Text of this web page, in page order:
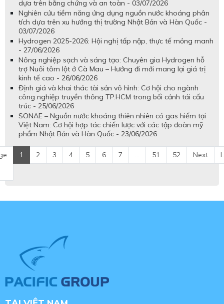
dựa trên bằng chứng và an toàn - 03/07/2026
Nghiên cứu tiềm năng ứng dụng nguồn nước khoáng phân
tích dựa trên xu hướng thị trường Nhật Bản và Hàn Quốc -
03/07/2026
Hydrogen 2025-2026: Hội nghị tấp nập, thực tế mỏng manh
- 27/06/2026
Nông nghiệp sạch và sáng tạo: Chuyên gia Hydrogen hỗ
trợ Nuôi tôm lột ở Cà Mau – Hướng đi mới mang lại giá trị
kinh tế cao - 26/06/2026
Định giá và khai thác tài sản vô hình: Cơ hội cho ngành
công nghiệp truyền thông TP.HCM trong bối cảnh tái cấu
trúc - 25/06/2026
SONAE – Nguồn nước khoáng thiên nhiên có gas hiếm tại
Việt Nam: Cơ hội hợp tác chiến lược với các tập đoàn mỹ
phẩm Nhật Bản và Hàn Quốc - 23/06/2026
1 2 3 4 5 6 7 ... 51 52 Next